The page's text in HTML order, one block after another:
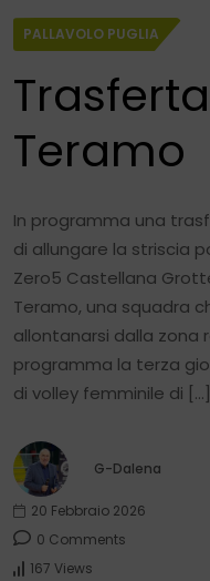
PALLAVOLO PUGLIA
Teramo
In programma una
di allungare la striscia
Zero5 Castellana
Teramo, una squadra
allontanarsi dalla zona
programma la terza
di volley femminile di […]
G-Dalena
20 Febbraio 2026
0 Comments
167 Views